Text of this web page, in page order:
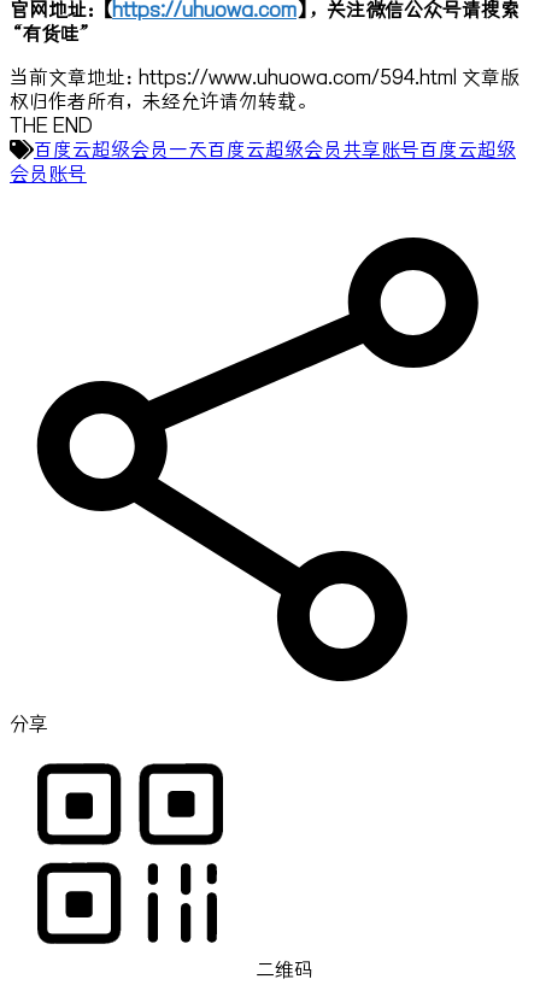
官网地址：【https://uhuowa.com】，关注微信公众号请搜索
“有货哇”
当前文章地址：https://www.uhuowa.com/594.html 文章版
权归作者所有，未经允许请勿转载。
THE END
百度云超级会员一天百度云超级会员共享账号百度云超级
会员账号
分享
二维码